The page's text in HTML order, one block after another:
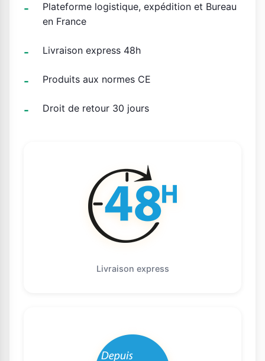
Plateforme logistique, expédition et Bureau
en France
Livraison express 48h
Produits aux normes CE
Droit de retour 30 jours
Livraison express